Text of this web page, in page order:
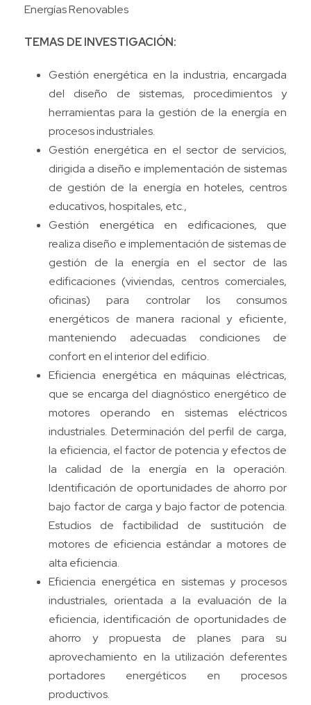
Energías Renovables
TEMAS DE INVESTIGACIÓN:
Gestión energética en la industria, encargada
del diseño de sistemas, procedimientos y
herramientas para la gestión de la energía en
procesos industriales.
Gestión energética en el sector de servicios,
dirigida a diseño e implementación de sistemas
de gestión de la energía en hoteles, centros
educativos, hospitales, etc.,
Gestión energética en edificaciones, que
realiza diseño e implementación de sistemas de
gestión de la energía en el sector de las
edificaciones (viviendas, centros comerciales,
oficinas) para controlar los consumos
energéticos de manera racional y eficiente,
manteniendo adecuadas condiciones de
confort en el interior del edificio.
Eficiencia energética en máquinas eléctricas,
que se encarga del diagnóstico energético de
motores operando en sistemas eléctricos
industriales. Determinación del perfil de carga,
la eficiencia, el factor de potencia y efectos de
la calidad de la energía en la operación.
Identificación de oportunidades de ahorro por
bajo factor de carga y bajo factor de potencia.
Estudios de factibilidad de sustitución de
motores de eficiencia estándar a motores de
alta eficiencia.
Eficiencia energética en sistemas y procesos
industriales, orientada a la evaluación de la
eficiencia, identificación de oportunidades de
ahorro y propuesta de planes para su
aprovechamiento en la utilización deferentes
portadores energéticos en procesos
productivos.